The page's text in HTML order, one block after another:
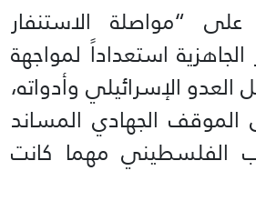
على “مواصلة الاستنفار
استعداداً لمواجهة
الإسرائيلي وأدواته،
الموقف الجهادي المساند
الفلسطيني مهما كانت